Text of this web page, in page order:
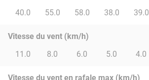
40.0
55.0 58.0 38.0 39.0
Vitesse du vent (km/h)
11.0
8.0 6.0 5.0 4.0
Vitesse du vent en rafale max (km/h)